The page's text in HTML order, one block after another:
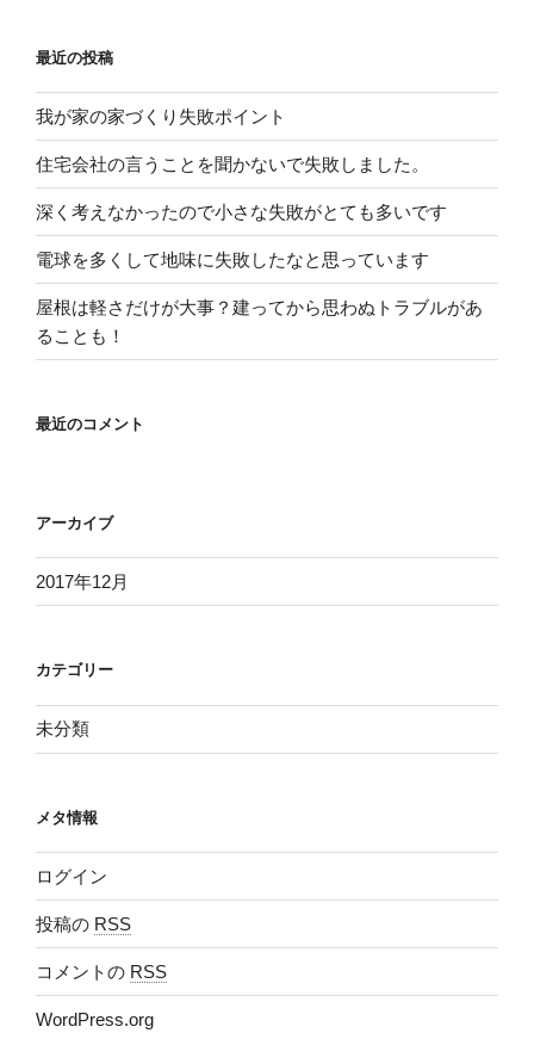
最近の投稿
我が家の家づくり失敗ポイント
住宅会社の言うことを聞かないで失敗しました。
深く考えなかったので小さな失敗がとても多いです
電球を多くして地味に失敗したなと思っています
屋根は軽さだけが大事？建ってから思わぬトラブルがあ
ることも！
最近のコメント
アーカイブ
2017年12月
カテゴリー
未分類
メタ情報
ログイン
投稿の RSS
コメントの RSS
WordPress.org